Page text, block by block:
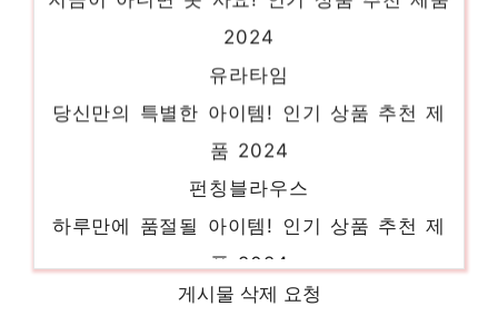
2024
당신만의 특별한 아이템! 인기 상품 추천 제
품 2024
펀칭블라우스
나시
게시물 삭제 요청